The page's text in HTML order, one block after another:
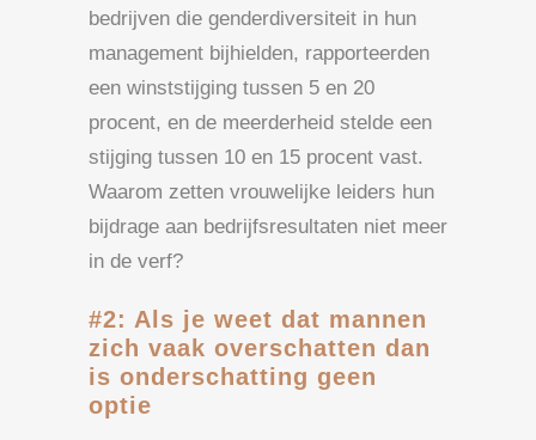
bedrijven die genderdiversiteit in hun
management bijhielden, rapporteerden
een winststijging tussen 5 en 20
procent, en de meerderheid stelde een
stijging tussen 10 en 15 procent vast.
Waarom zetten vrouwelijke leiders hun
bijdrage aan bedrijfsresultaten niet meer
in de verf?
#2: Als je weet dat mannen
zich vaak overschatten dan
is onderschatting geen
optie